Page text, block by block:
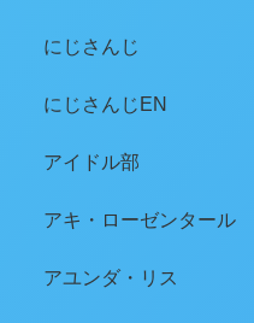
にじさんじ
にじさんじEN
アイドル部
アキ・ローゼンタール
アユンダ・リス